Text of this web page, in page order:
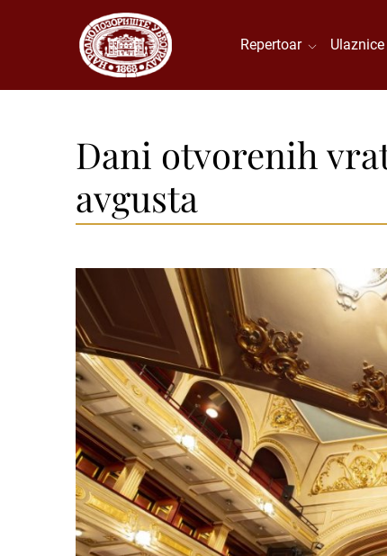
Repertoar Ulaznice
Dani otvorenih
avgusta